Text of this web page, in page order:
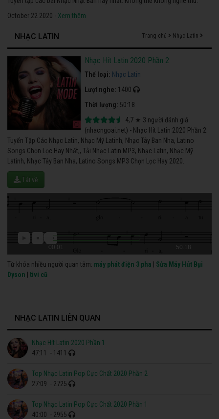
October 22 2020 - Xem thêm
NHẠC LATIN Trang chủ Nhạc Latin
Nhạc Hít Latin 2020 Phần 2
Thể loại: Nhạc Latin
Lượt nghe: 1400
Thời lượng: 50:18
4,7 ★ 3 người đánh giá
(nhacngoai.net) - Nhạc Hít Latin 2020 Phần 2.
Tuyển Tập Các Nhạc Latin, Nhạc Mỹ Latinh, Nhạc Tây Ban Nha, Latino
Songs Chọn Lọc Hay Nhất,, Tải Nhạc Latin MP3, Nhạc Latin, Nhạc Mỹ
Latinh, Nhạc Tây Ban Nha, Latino Songs MP3 Chọn Lọc Hay 2020.
Tải về
00:01 50:18
Từ khóa nhiều người quan tâm: máy phát điện 3 pha
Sửa Máy Hút Bụi
Dyson
tivi cũ
NHẠC LATIN LIÊN QUAN
Nhạc Hít Latin 2020 Phần 1
47:11
- 1411
Top Nhạc Latin Pop Cực Chất 2020 Phần 2
27:09 - 2725
Top Nhạc Latin Pop Cực Chất 2020 Phần 1
40:00 - 2955